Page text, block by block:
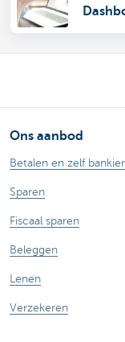
Ons aanbod
Betalen en zelf
Sparen
Fiscaal sparen
Beleggen
Lenen
Verzekeren